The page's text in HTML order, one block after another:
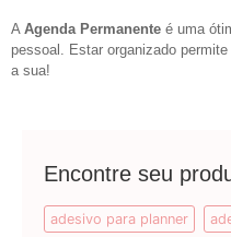
A Agenda Permanente é uma
pessoal. Estar organizado
a sua!
Encontre seu
adesivo para planner